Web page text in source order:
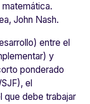
John Nash.
entre el
y
ponderado
el
que debe trabajar